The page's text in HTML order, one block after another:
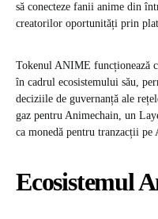
să conecteze fanii anime din
creatorilor oportunități prin
Tokenul ANIME funcționează
în cadrul ecosistemului său,
deciziile de guvernanță ale
gaz pentru Animechain, un
ca monedă pentru tranzacții pe
Ecosistemul